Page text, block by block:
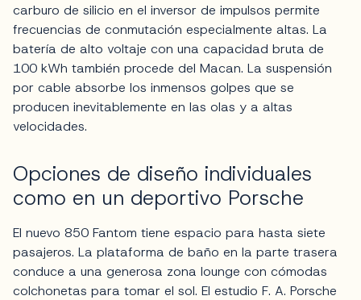
carburo de silicio en el inversor de impulsos permite
frecuencias de conmutación especialmente altas. La
batería de alto voltaje con una capacidad bruta de
100 kWh también procede del Macan. La suspensión
por cable absorbe los inmensos golpes que se
producen inevitablemente en las olas y a altas
velocidades.
Opciones de diseño individuales
como en un deportivo Porsche
El nuevo 850 Fantom tiene espacio para hasta siete
pasajeros. La plataforma de baño en la parte trasera
conduce a una generosa zona lounge con cómodas
colchonetas para tomar el sol. El estudio F. A. Porsche